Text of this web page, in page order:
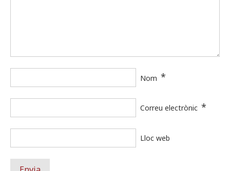
Nom *
Correu electrònic *
Lloc web